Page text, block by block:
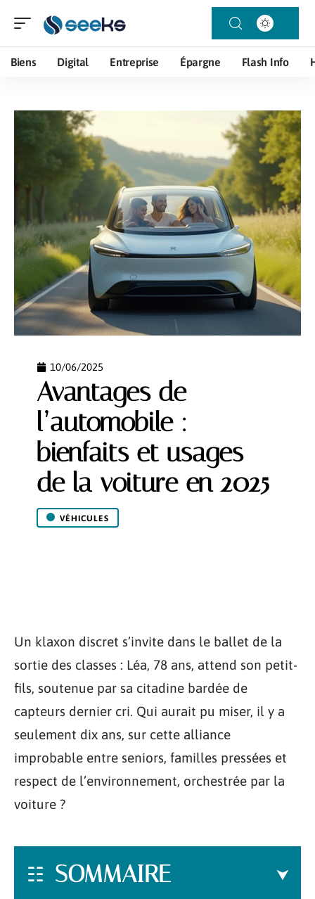
Biens Digital Entreprise Épargne Flash Info
10/06/2025
Avantages de
l’automobile :
bienfaits et usages
de la voiture en 2025
VÉHICULES
Un klaxon discret s’invite dans le ballet de la
sortie des classes : Léa, 78 ans, attend son petit-
fils, soutenue par sa citadine bardée de
capteurs dernier cri. Qui aurait pu miser, il y a
seulement dix ans, sur cette alliance
improbable entre seniors, familles pressées et
respect de l’environnement, orchestrée par la
voiture ?
SOMMAIRE